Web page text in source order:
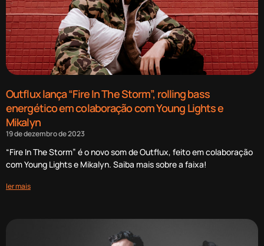
Outflux lança “Fire In The Storm”, rolling bass
energético em colaboração com Young Lights e
Mikalyn
19 de dezembro de 2023
“Fire In The Storm” é o novo som de Outflux, feito em colaboração
com Young Lights e Mikalyn. Saiba mais sobre a faixa!
ler mais